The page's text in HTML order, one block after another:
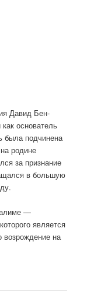
Давид Бен-
основатель
была подчинена
родине
за признание
в большую
—
является
возрождение на